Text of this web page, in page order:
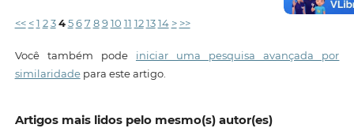
<< < 1 2 3 4 5 6 7 8 9 10 11 12 13 14 > >>
Você também pode iniciar uma pesquisa avançada por
similaridadepara este artigo.
Artigos mais lidos pelo mesmo(s) autor(es)